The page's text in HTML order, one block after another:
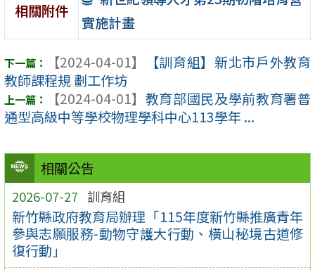
相關公告
2026-07-27 訓育組
新竹縣政府教育局辦理「115年度新竹縣推廣青年
參與志願服務-動物守護大行動、橫山秘境古道修
復行動」
相關附件
實施計畫
【2024-04-01】
【訓育組】新北市戶外教育
教師課程規 劃工作坊
【2024-04-01】 教育部國民及學前教育署普
通型高級中等學校物理學科中心113學年 ...